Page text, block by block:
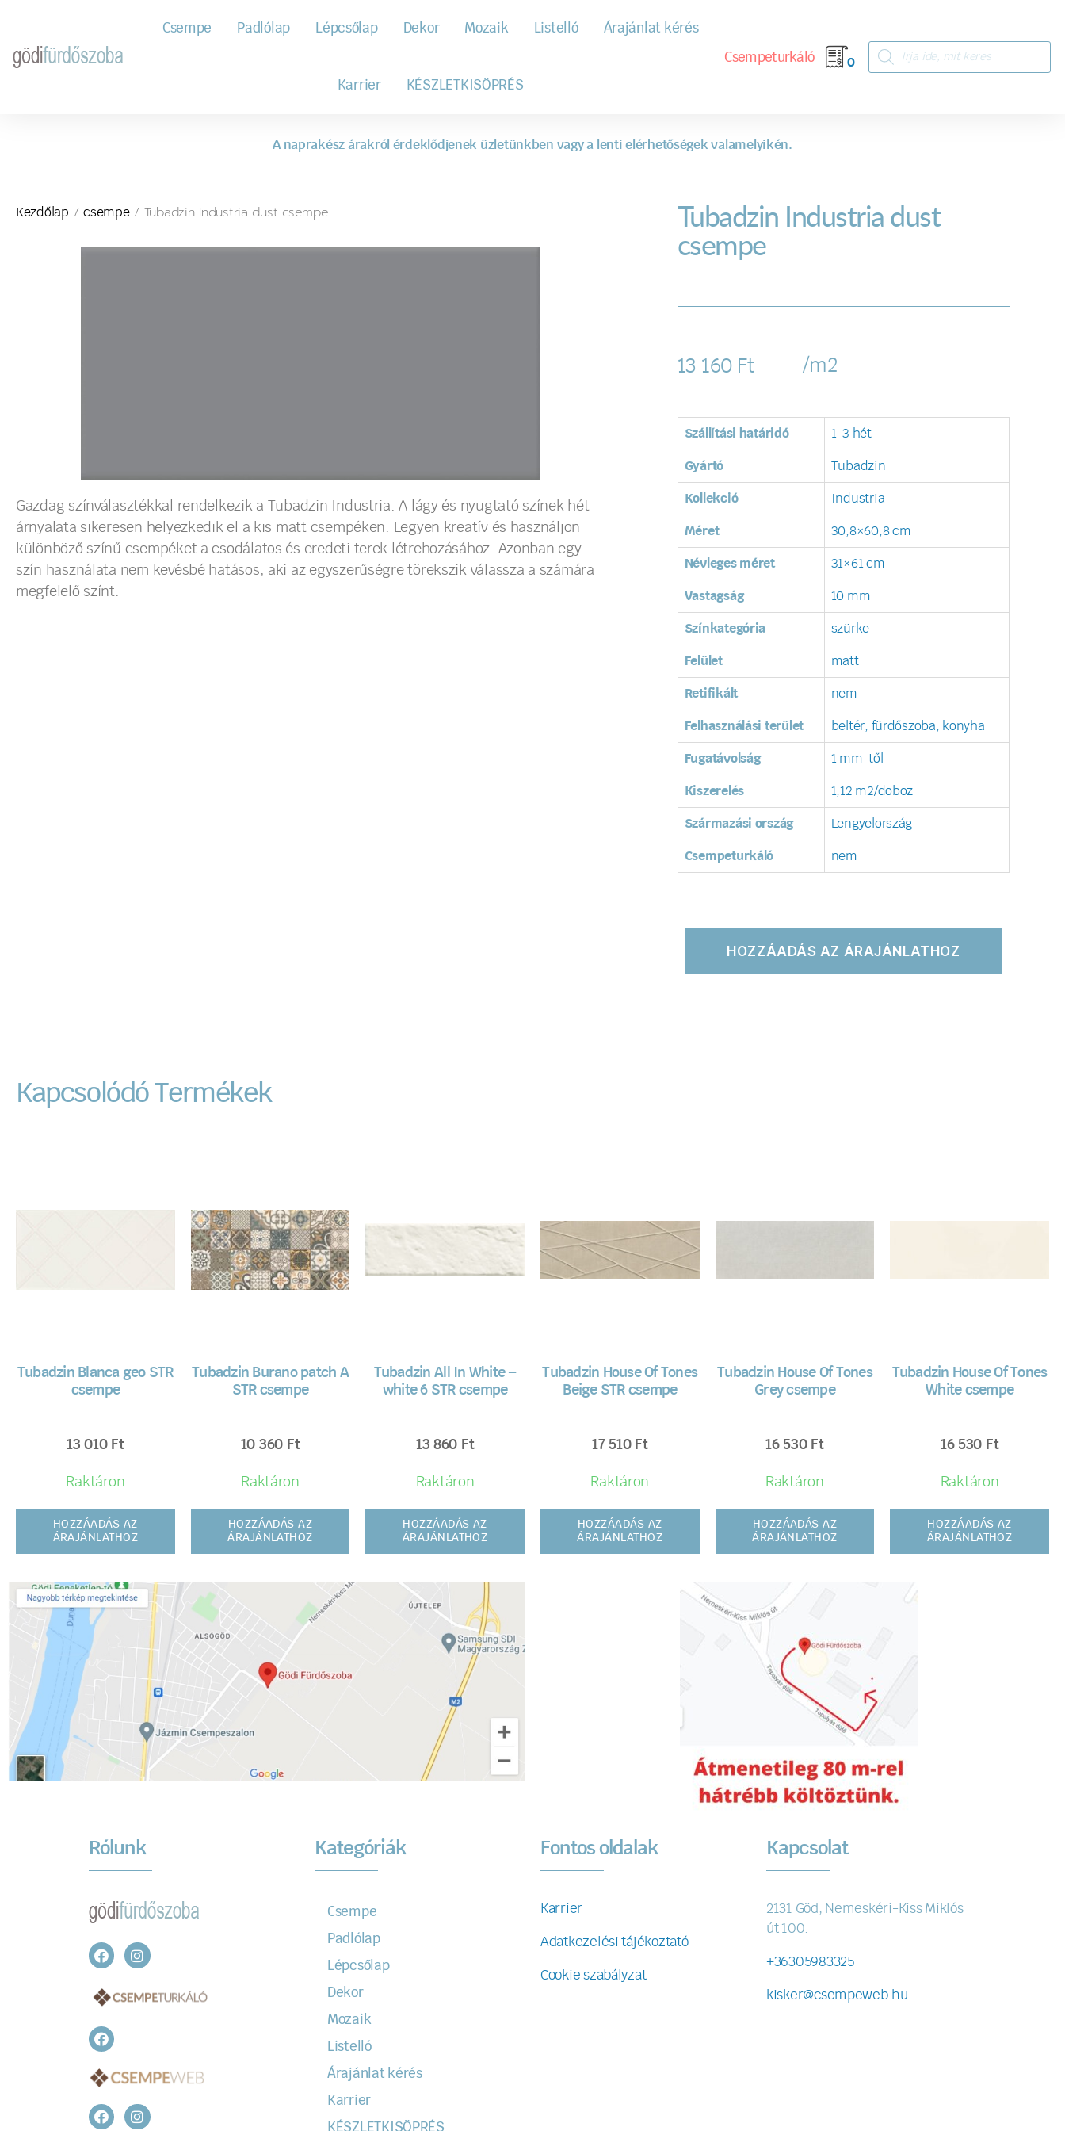
Csempe Padlólap Lépcsőlap Dekor Mozaik Listelló Árajánlat kérés
Karrier KÉSZLETKISÖPRÉS
Csempeturkáló 0
A naprakész árakról érdeklődjenek üzletünkben vagy a lenti elérhetőségek valamelyikén.
Kezdőlap /csempe/ Tubadzin Industria dust csempe
Gazdag színválasztékkal rendelkezik a Tubadzin Industria. A lágy és nyugtató színek hét
árnyalata sikeresen helyezkedik el a kis matt csempéken. Legyen kreatív és használjon
különböző színű csempéket a csodálatos és eredeti terek létrehozásához. Azonban egy
szín használata nem kevésbé hatásos, aki az egyszerűségre törekszik válassza a számára
megfelelő színt.
Tubadzin Industria dust
csempe
13 160 Ft /m2
Szállítási határidó 1-3 hét
Gyártó Tubadzin
Kollekció Industria
Méret 30,8×60,8 cm
Névleges méret 31×61 cm
Vastagság 10 mm
Színkategória szürke
Felület matt
Retifikált nem
Felhasználási terület beltér, fürdőszoba, konyha
Fugatávolság 1 mm-től
Kiszerelés 1,12 m2/doboz
Származási ország Lengyelország
Csempeturkáló nem
HOZZÁADÁS AZ ÁRAJÁNLATHOZ
Kapcsolódó Termékek
Tubadzin Blanca geo STR
csempe
13 010 Ft
Raktáron
HOZZÁADÁS AZ
ÁRAJÁNLATHOZ
Tubadzin Burano patch A
STR csempe
10 360 Ft
Raktáron
HOZZÁADÁS AZ
ÁRAJÁNLATHOZ
Tubadzin All In White –
white 6 STR csempe
13 860 Ft
Raktáron
HOZZÁADÁS AZ
ÁRAJÁNLATHOZ
Tubadzin House Of Tones
Beige STR csempe
17 510 Ft
Raktáron
HOZZÁADÁS AZ
ÁRAJÁNLATHOZ
Tubadzin House Of Tones
Grey csempe
16 530 Ft
Raktáron
HOZZÁADÁS AZ
ÁRAJÁNLATHOZ
Tubadzin House Of Tones
White csempe
16 530 Ft
Raktáron
HOZZÁADÁS AZ
ÁRAJÁNLATHOZ
Rólunk Kategóriák
Csempe
Padlólap
Lépcsőlap
Dekor
Mozaik
Listelló
Árajánlat kérés
Karrier
KÉSZLETKISÖPRÉS
Fontos oldalak
Karrier
Adatkezelési tájékoztató
Cookie szabályzat
Kapcsolat
2131 Göd, Nemeskéri-Kiss Miklós
út 100.
+36305983325
kisker@csempeweb.hu